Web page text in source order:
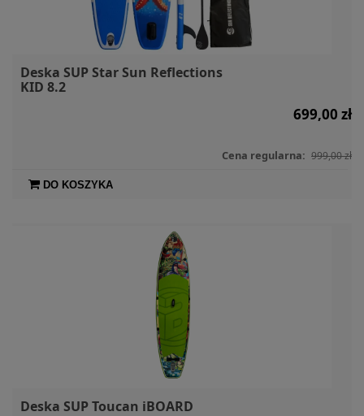
Deska SUP Star Sun Reflections
KID 8.2
699,00 zł
Cena regularna: 999,00 zł
DO KOSZYKA
Deska SUP Toucan iBOARD